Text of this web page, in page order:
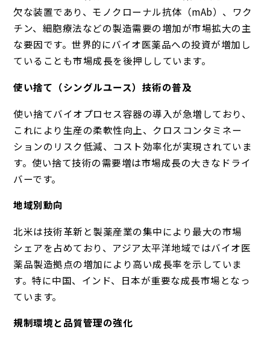
欠な装置であり、モノクローナル抗体（mAb）、ワク
チン、細胞療法などの製造需要の増加が市場拡大の主
な要因です。世界的にバイオ医薬品への投資が増加し
ていることも市場成長を後押ししています。
使い捨て（シングルユース）技術の普及
使い捨てバイオプロセス容器の導入が急増しており、
これにより生産の柔軟性向上、クロスコンタミネー
ションのリスク低減、コスト効率化が実現されていま
す。使い捨て技術の需要増は市場成長の大きなドライ
バーです。
地域別動向
北米は技術革新と製薬産業の集中により最大の市場
シェアを占めており、アジア太平洋地域ではバイオ医
薬品製造拠点の増加により高い成長率を示していま
す。特に中国、インド、日本が重要な成長市場となっ
ています。
規制環境と品質管理の強化